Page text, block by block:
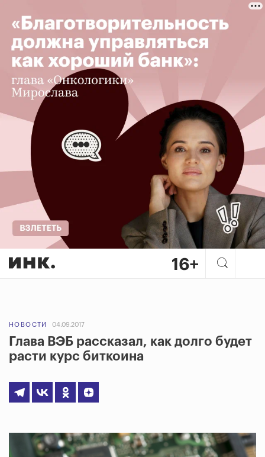
НОВОСТИ 04.09.2017
Глава ВЭБ рассказал, как долго будет
расти курс биткоина